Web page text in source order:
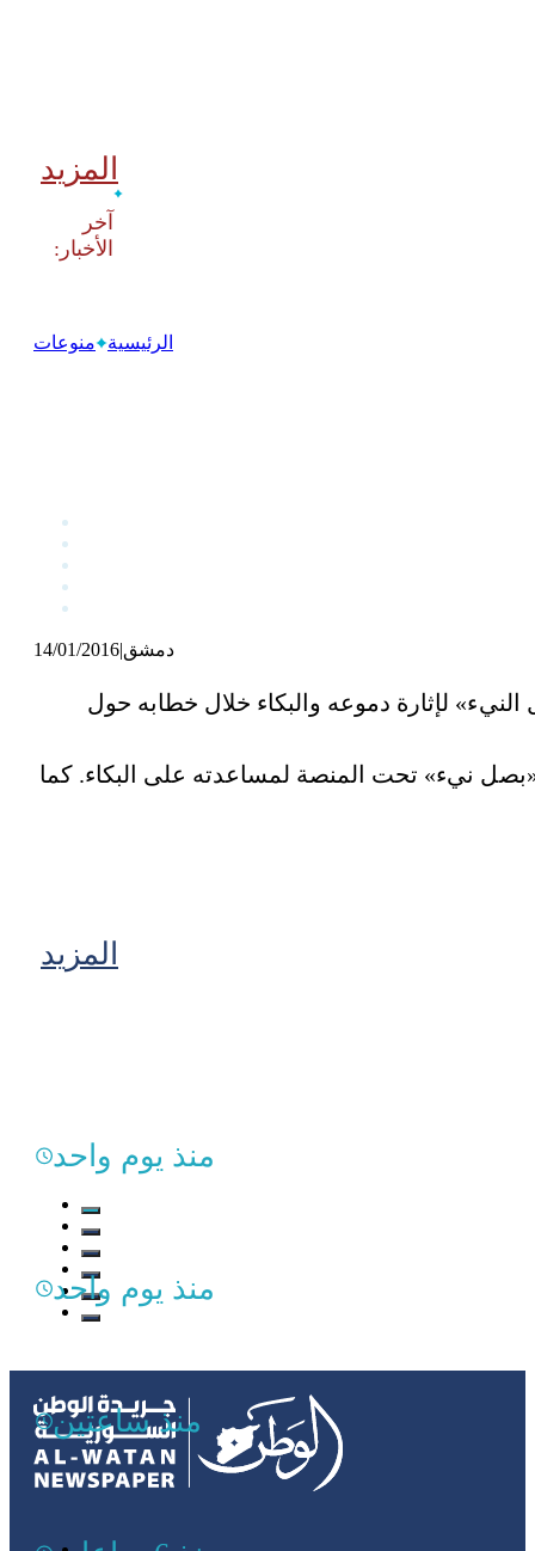
المزيد
‫آخر
الرئيسية منوعات
14/01/2016|دمشق
لإثارة دموعه والبكاء خلال خطابه حول
«بصل نيء» تحت المنصة لمساعدته على البكاء. كما
المزيد
منذ يوم واحد
منذ يوم واحد
منذ ساعتين